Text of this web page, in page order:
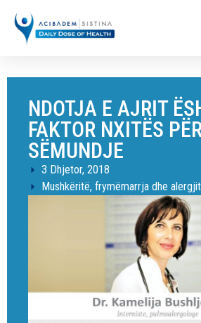
NDOTJA E AJRIT
FAKTOR NXITËS
SËMUNDJE
3 Dhjetor, 2018
Mushkëritë, frymëmarrja dhe